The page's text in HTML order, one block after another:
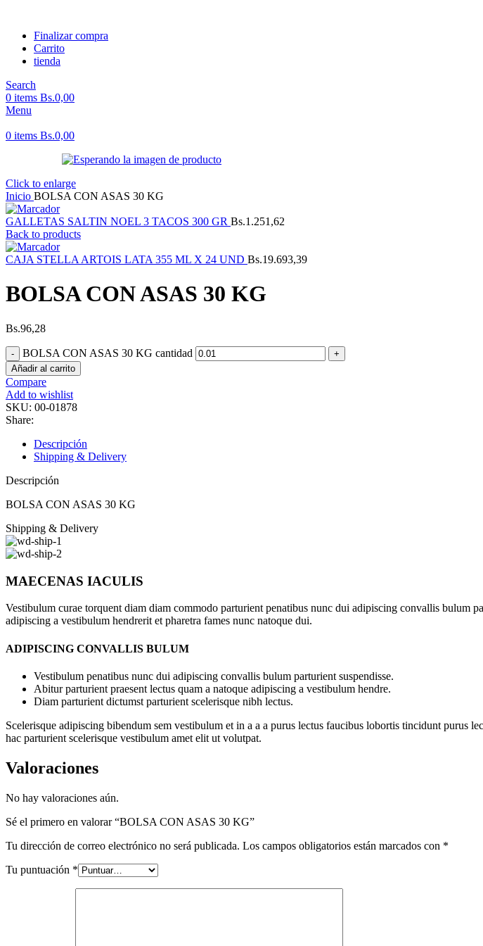
Finalizar compra
Carrito
tienda
Search
0 items Bs.0,00
Menu
0 items Bs.0,00
Click to enlarge
Inicio BOLSA CON ASAS 30 KG
GALLETAS SALTIN NOEL 3 TACOS 300 GR Bs.1.251,62
Back to products
CAJA STELLA ARTOIS LATA 355 ML X 24 UND Bs.19.693,39
BOLSA CON ASAS 30 KG
Bs.96,28
BOLSA CON ASAS 30 KG cantidad
Añadir al carrito
Compare
Add to wishlist
SKU: 00-01878
Share:
Descripción
Shipping & Delivery
Descripción
BOLSA CON ASAS 30 KG
Shipping & Delivery
MAECENAS IACULIS
Vestibulum curae torquent diam diam commodo parturient penatibus nunc dui adipiscing convallis bulum
adipiscing a vestibulum hendrerit et pharetra fames nunc natoque dui.
ADIPISCING CONVALLIS BULUM
Vestibulum penatibus nunc dui adipiscing convallis bulum parturient suspendisse.
Abitur parturient praesent lectus quam a natoque adipiscing a vestibulum hendre.
Diam parturient dictumst parturient scelerisque nibh lectus.
Scelerisque adipiscing bibendum sem vestibulum et in a a a purus lectus faucibus lobortis tincidunt purus
hac parturient scelerisque vestibulum amet elit ut volutpat.
Valoraciones
No hay valoraciones aún.
Sé el primero en valorar “BOLSA CON ASAS 30 KG”
Tu dirección de correo electrónico no será publicada. Los campos obligatorios están marcados con *
Tu puntuación *